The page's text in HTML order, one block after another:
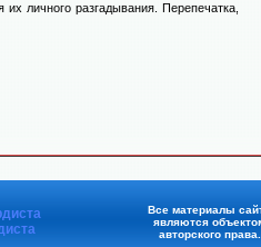
личного разгадывания. Перепечатка,
Все материалы
являются
авторского права.